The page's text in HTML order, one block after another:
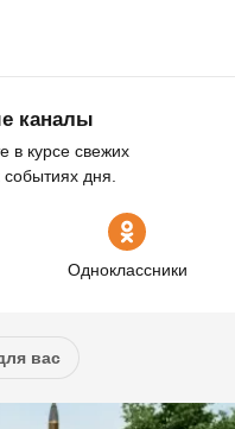
каналы
в курсе свежих
дня.
Одноклассники
вас